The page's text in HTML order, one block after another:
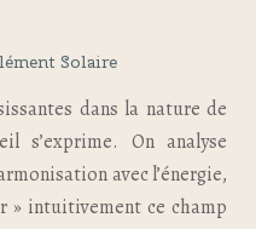
Solaire
dans la nature de
s’exprime. On analyse
avec l’énergie,
» intuitivement ce champ